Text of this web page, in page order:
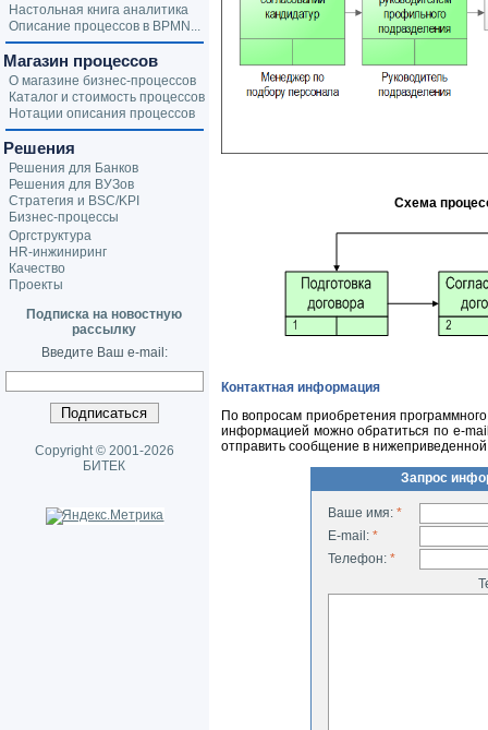
Схема
Контактная информация
По вопросам приобретения
информацией можно обратиться по e-
отправить сообщение в
Запрос
Ваше имя: *
E-mail: *
Телефон: *
Настольная книга аналитика
Описание процессов в BPMN...
Магазин процессов
О магазине бизнес-процессов
Каталог и стоимость процессов
Нотации описания процессов
Решения
Решения для Банков
Решения для ВУЗов
Стратегия и BSC/KPI
Бизнес-процессы
Оргструктура
HR-инжиниринг
Качество
Проекты
Подписка на новостную
рассылку
Введите Ваш e-mail:
Copyright © 2001-2026
БИТЕК